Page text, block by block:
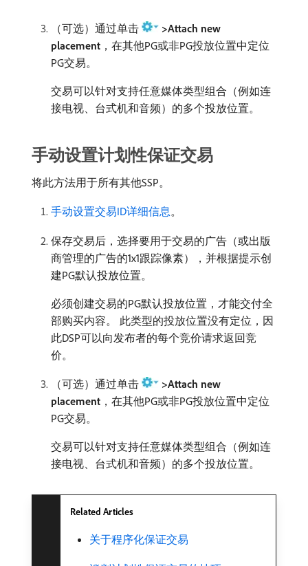
（可选）通过单击
>Attach new
placement ，在其他PG或非PG投放位置中定位
PG交易。
交易可以针对支持任意媒体类型组合（例如连
接电视、台式机和音频）的多个投放位置。
手动设置计划性保证交易
将此方法用于所有其他SSP。
手动设置交易ID详细信息。
保存交易后，选择要用于交易的广告（或出版
商管理的广告的1x1跟踪像素），并根据提示创
建PG默认投放位置。
必须创建交易的PG默认投放位置，才能交付全
部购买内容。 此类型的投放位置没有定位，因
此DSP可以向发布者的每个竞价请求返回竞
价。
（可选）通过单击
>Attach new
placement ，在其他PG或非PG投放位置中定位
PG交易。
交易可以针对支持任意媒体类型组合（例如连
接电视、台式机和音频）的多个投放位置。
Related Articles
关于程序化保证交易